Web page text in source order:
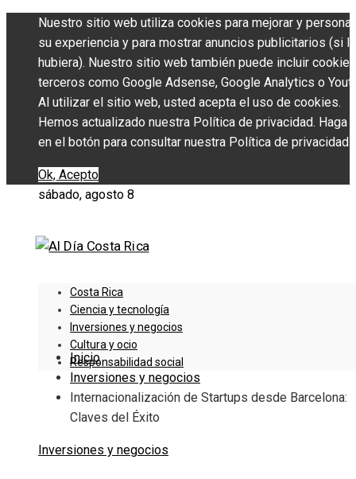
Nuestro sitio web utiliza cookies para mejorar y
su experiencia y para mostrar anuncios publicitarios (si
hubiera). Nuestro sitio web también puede incluir
terceros como Google Adsense, Google Analytics o
Al utilizar el sitio web, usted acepta el uso de cookies.
Hemos actualizado nuestra Política de privacidad. Haga
en el botón para consultar nuestra Política de privacidad.
Ok, Acepto
sábado, agosto 8
Costa Rica
Ciencia y tecnología
Inversiones y negocios
Cultura y ocio
Responsabilidad social
Inicio
Inversiones y negocios
Internacionalización de Startups desde Barcelona:
Claves del Éxito
Inversiones y negocios